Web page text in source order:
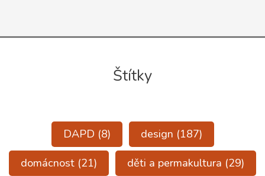
Štítky
DAPD (8) design (187)
domácnost (21) děti a permakultura (29)